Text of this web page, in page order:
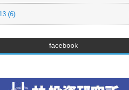
(6)
facebook